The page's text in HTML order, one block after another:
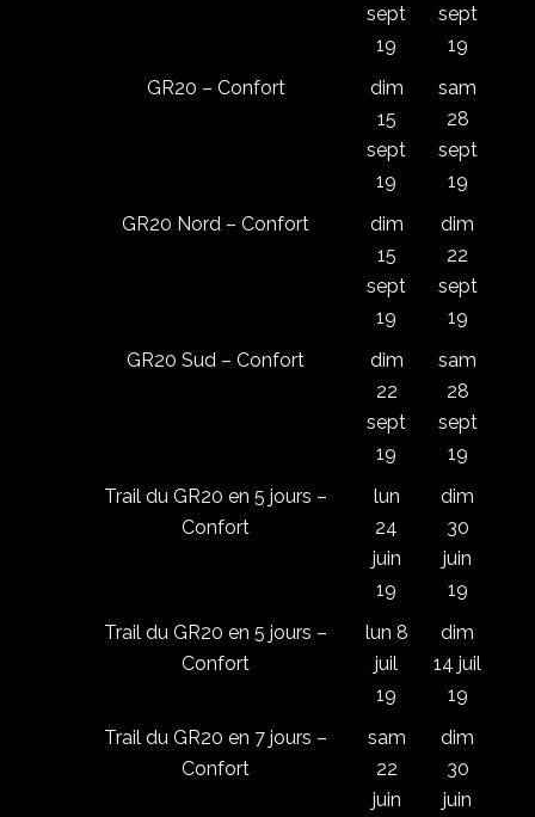
sept
19
sept
19
GR20 – Confort
dim
15
sept
19
sam
28
sept
19
GR20 Nord – Confort
dim
15
sept
19
dim
22
sept
19
GR20 Sud – Confort
dim
22
sept
19
sam
28
sept
19
Trail du GR20 en 5 jours –
Confort
lun
24
juin
19
dim
30
juin
19
Trail du GR20 en 5 jours –
Confort
lun 8
juil
19
dim
14 juil
19
Trail du GR20 en 7 jours –
Confort
sam
22
juin
dim
30
juin